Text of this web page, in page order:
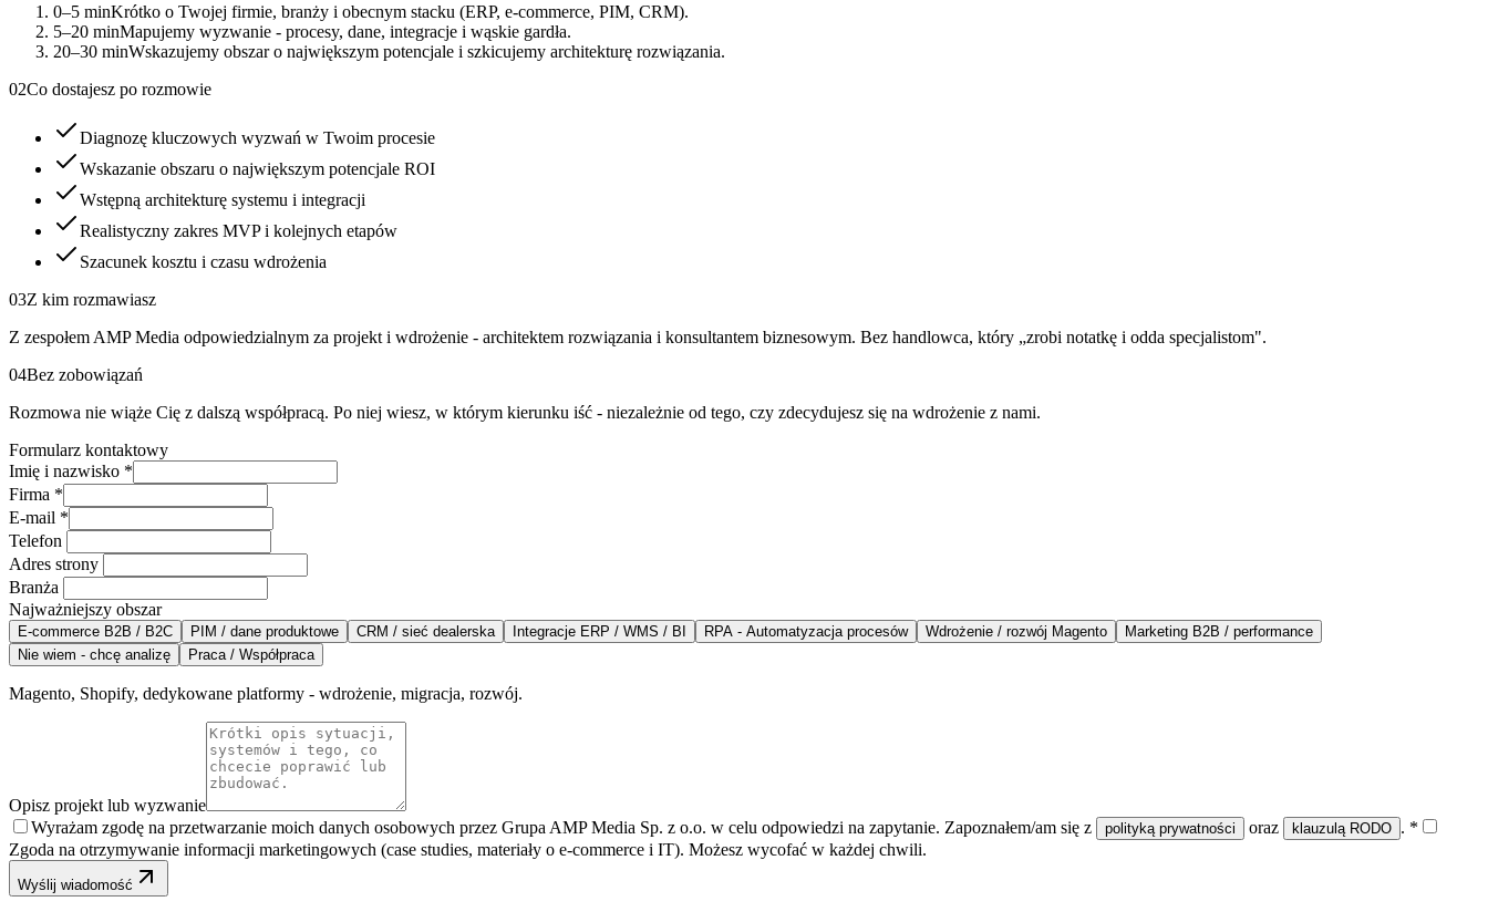
0–5 minKrótko o Twojej firmie, branży i obecnym stacku (ERP, e-commerce, PIM, CRM).
5–20 minMapujemy wyzwanie - procesy, dane, integracje i wąskie gardła.
20–30 minWskazujemy obszar o największym potencjale i szkicujemy architekturę rozwiązania.
02Co dostajesz po rozmowie
Diagnozę kluczowych wyzwań w Twoim procesie
Wskazanie obszaru o największym potencjale ROI
Wstępną architekturę systemu i integracji
Realistyczny zakres MVP i kolejnych etapów
Szacunek kosztu i czasu wdrożenia
03Z kim rozmawiasz
Z zespołem AMP Media odpowiedzialnym za projekt i wdrożenie - architektem rozwiązania i konsultantem biznesowym. Bez handlowca, który „zrobi notatkę i odda specjalistom".
04Bez zobowiązań
Rozmowa nie wiąże Cię z dalszą współpracą. Po niej wiesz, w którym kierunku iść - niezależnie od tego, czy zdecydujesz się na wdrożenie z nami.
Formularz kontaktowy
Imię i nazwisko *
Firma *
E-mail *
Telefon
Adres strony
Branża
Najważniejszy obszar
E-commerce B2B / B2C PIM / dane produktowe CRM / sieć dealerska Integracje ERP / WMS / BI RPA - Automatyzacja procesów Wdrożenie / rozwój Magento
Marketing B2B / performance
Nie wiem - chcę analizę
Praca / Współpraca
Magento, Shopify, dedykowane platformy - wdrożenie, migracja, rozwój.
Opisz projekt lub wyzwanie
Wyrażam zgodę na przetwarzanie moich danych osobowych przez Grupa AMP Media Sp. z o.o. w celu odpowiedzi na zapytanie. Zapoznałem/am się z
polityką prywatności oraz klauzulą RODO . *
Zgoda na otrzymywanie informacji marketingowych (case studies, materiały o e-commerce i IT). Możesz wycofać w każdej chwili.
Wyślij wiadomość